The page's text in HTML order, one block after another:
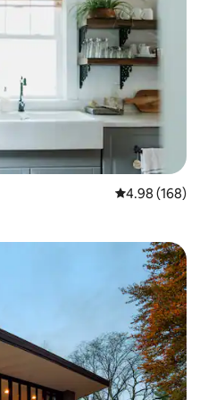
औसत रेटिंग 5 में से
4.98 (168)